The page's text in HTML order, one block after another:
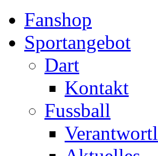
Fanshop
Sportangebot
Dart
Kontakt
Fussball